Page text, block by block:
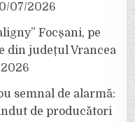
07/2026
Focșani, pe
din județul Vrancea
semnal de alarmă:
de producători